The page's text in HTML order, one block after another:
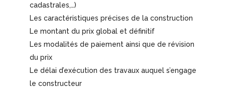
cadastrales,…)
Les caractéristiques précises de la construction
Le montant du prix global et définitif
Les modalités de paiement ainsi que de révision
du prix
Le délai d’exécution des travaux auquel s’engage
le constructeur